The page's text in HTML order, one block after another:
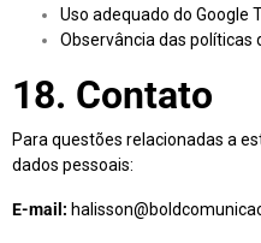
Uso adequado do Google
Observância das políticas
18. Contato
Para questões relacionadas a
dados pessoais:
E-mail: